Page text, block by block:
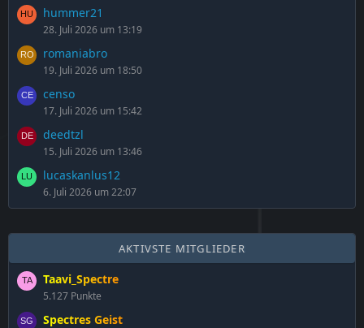
hummer21
28. Juli 2026 um 13:19
romaniabro
19. Juli 2026 um 18:50
censo
17. Juli 2026 um 15:42
deedtzl
15. Juli 2026 um 13:46
lucaskanlus12
6. Juli 2026 um 22:07
AKTIVSTE MITGLIEDER
Taavi_Spectre
5.127 Punkte
Spectres Geist